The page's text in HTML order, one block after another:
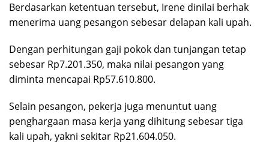
Berdasarkan ketentuan tersebut, Irene dinilai berhak
menerima uang pesangon sebesar delapan kali upah.
Dengan perhitungan gaji pokok dan tunjangan tetap
sebesar Rp7.201.350, maka nilai pesangon yang
diminta mencapai Rp57.610.800.
Selain pesangon, pekerja juga menuntut uang
penghargaan masa kerja yang dihitung sebesar tiga
kali upah, yakni sekitar Rp21.604.050.